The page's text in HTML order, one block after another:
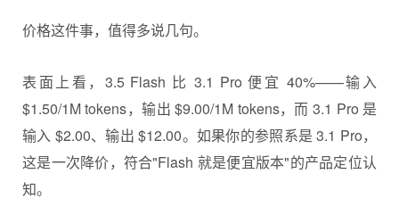
价格这件事，值得多说几句。
表面上看，3.5 Flash 比 3.1 Pro 便宜 40%——输入
$1.50/1M tokens，输出 $9.00/1M tokens，而 3.1 Pro 是
输入 $2.00、输出 $12.00。如果你的参照系是 3.1 Pro，
这是一次降价，符合"Flash 就是便宜版本"的产品定位认
知。